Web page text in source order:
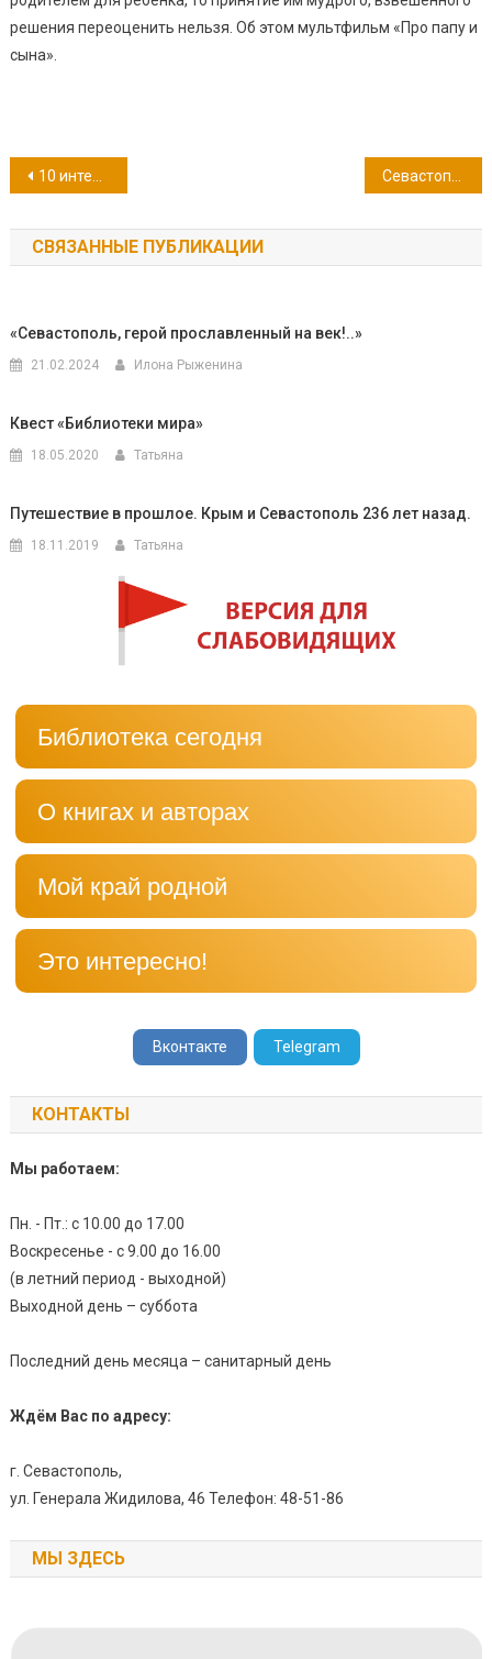
решения переоценить нельзя. Об этом мультфильм «Про папу и
сына».
Навигация
по
записям
10 интересных фактов о Севастополе
СВЯЗАННЫЕ ПУБЛИКАЦИИ
«Севастополь, герой прославленный на век!..»
21.02.2024 Илона Рыженина
Квест «Библиотеки мира»
18.05.2020 Татьяна
Путешествие в прошлое. Крым и Севастополь 236 лет назад.
18.11.2019 Татьяна
Библиотека сегодня
О книгах и авторах
Мой край родной
Это интересно!
Вконтакте Telegram
КОНТАКТЫ
Мы работаем:
Пн. - Пт.: с 10.00 до 17.00
Воскресенье - с 9.00 до 16.00
(в летний период - выходной)
Выходной день – суббота
Последний день месяца – санитарный день
Ждём Вас по адресу:
г. Севастополь,
ул. Генерала Жидилова, 46 Телефон: 48-51-86
МЫ ЗДЕСЬ